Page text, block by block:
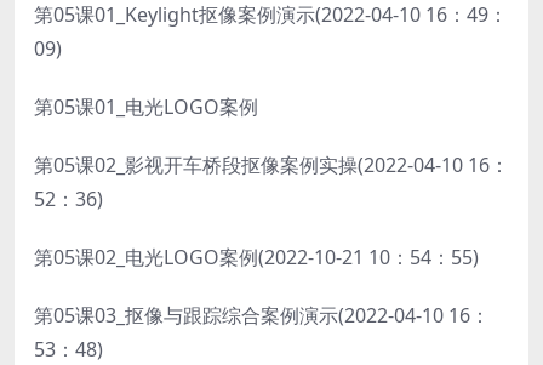
第05课01_Keylight抠像案例演示(2022-04-10 16：49：
09)
第05课01_电光LOGO案例
第05课02_影视开车桥段抠像案例实操(2022-04-10 16：
52：36)
第05课02_电光LOGO案例(2022-10-21 10：54：55)
第05课03_抠像与跟踪综合案例演示(2022-04-10 16：
53：48)